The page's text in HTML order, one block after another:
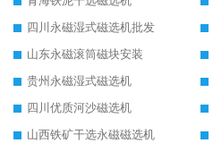
四川永磁湿式磁选机批发
山东永磁滚筒磁块安装
贵州永磁湿式磁选机
四川优质河沙磁选机
山西铁矿干选永磁磁选机